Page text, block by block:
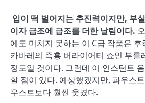
입이 떡 벌어지는 추진력이지만, 부
이자 급조에 급조를 더한 날림이다.
에도 미치지 못하는 이 C급 작품은
카바레의 즉흥 버라이어티 쇼인 부
정도일 것이다. 그런데 이 인스턴트
할 점이 있다. 예상했겠지만, 파우스
우스트보다 훨씬 웃겼다.